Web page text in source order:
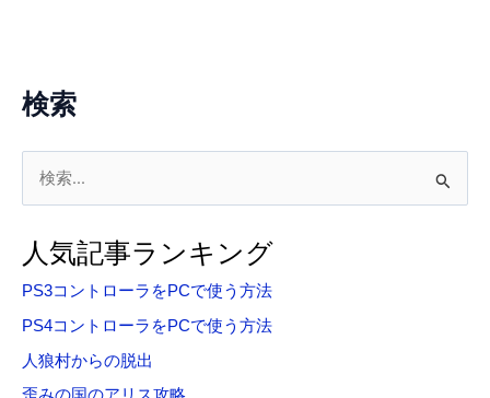
検索
象
:
人気記事ランキング
PS3コントローラをPCで使う方法
PS4コントローラをPCで使う方法
人狼村からの脱出